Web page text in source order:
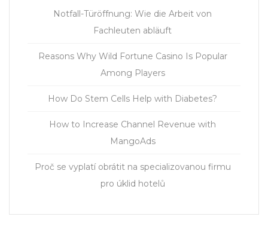
Notfall-Türöffnung: Wie die Arbeit von
Fachleuten abläuft
Reasons Why Wild Fortune Casino Is Popular
Among Players
How Do Stem Cells Help with Diabetes?
How to Increase Channel Revenue with
MangoAds
Proč se vyplatí obrátit na specializovanou firmu
pro úklid hotelů